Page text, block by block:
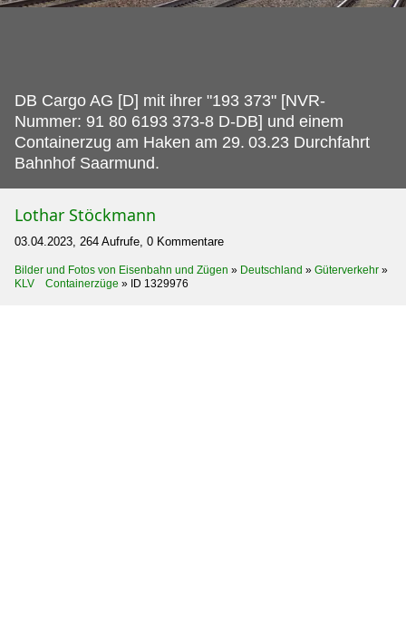
DB Cargo AG [D] mit ihrer "193 373" [NVR-
Nummer: 91 80 6193 373-8 D-DB] und einem
Containerzug am Haken am 29. 03.23 Durchfahrt
Bahnhof Saarmund.
Lothar Stöckmann
03.04.2023, 264 Aufrufe, 0 Kommentare
Bilder und Fotos von Eisenbahn und Zügen » Deutschland » Güterverkehr »
KLV Containerzüge » ID 1329976